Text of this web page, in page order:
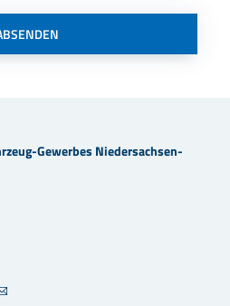
Gewerbes Niedersachsen-